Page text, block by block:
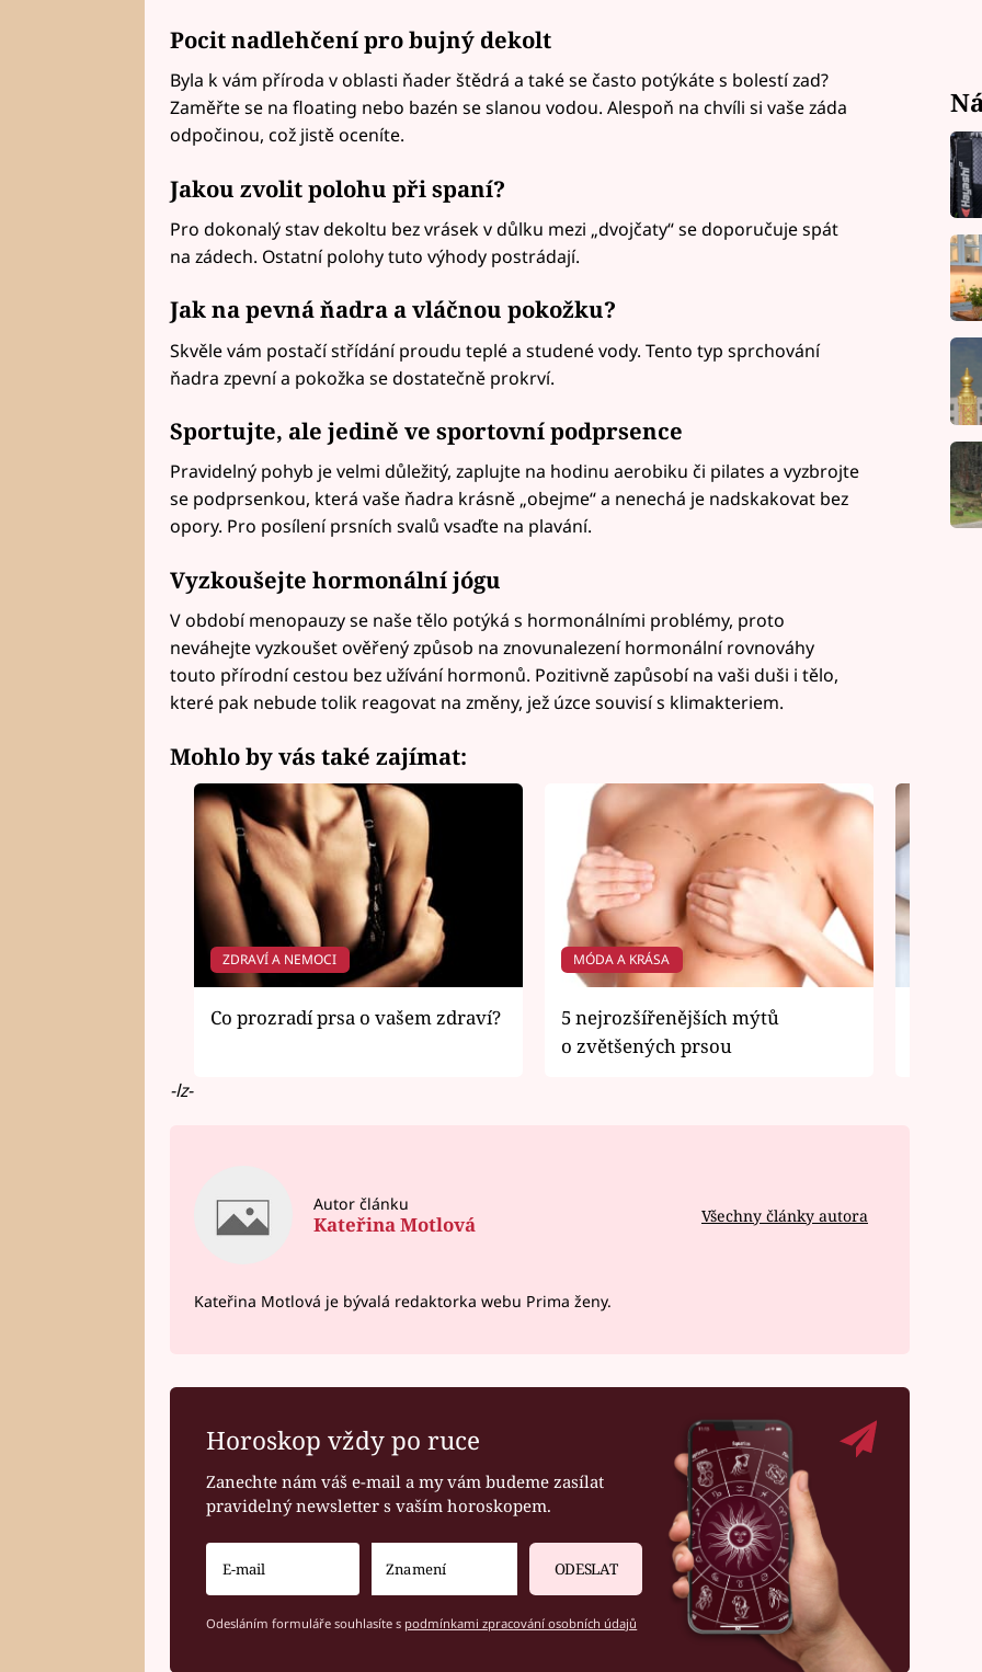
Pocit nadlehčení pro bujný dekolt
Byla k vám příroda v oblasti ňader štědrá a také se často potýkáte s bolestí zad?
Zaměřte se na floating nebo bazén se slanou vodou. Alespoň na chvíli si vaše záda
odpočinou, což jistě oceníte.
Jakou zvolit polohu při spaní?
Pro dokonalý stav dekoltu bez vrásek v důlku mezi „dvojčaty“ se doporučuje spát
na zádech. Ostatní polohy tuto výhody postrádají.
Jak na pevná ňadra a vláčnou pokožku?
Skvěle vám postačí střídání proudu teplé a studené vody. Tento typ sprchování
ňadra zpevní a pokožka se dostatečně prokrví.
Sportujte, ale jedině ve sportovní podprsence
Pravidelný pohyb je velmi důležitý, zaplujte na hodinu aerobiku či pilates a vyzbrojte
se podprsenkou, která vaše ňadra krásně „obejme“ a nenechá je nadskakovat bez
opory. Pro posílení prsních svalů vsaďte na plavání.
Vyzkoušejte hormonální jógu
V období menopauzy se naše tělo potýká s hormonálními problémy, proto
neváhejte vyzkoušet ověřený způsob na znovunalezení hormonální rovnováhy
touto přírodní cestou bez užívání hormonů. Pozitivně zapůsobí na vaši duši i tělo,
které pak nebude tolik reagovat na změny, jež úzce souvisí s klimakteriem.
Mohlo by vás také zajímat:
ZDRAVÍ A NEMOCI
Co prozradí prsa o vašem zdraví?
MÓDA A KRÁSA
5 nejrozšířenějších mýtů
o zvětšených prsou
-lz-
Autor článku
Kateřina Motlová Všechny články autora
Kateřina Motlová je bývalá redaktorka webu Prima ženy.
Horoskop vždy po ruce
Zanechte nám váš e-mail a my vám budeme zasílat
pravidelný newsletter s vaším horoskopem.
ODESLAT
Odesláním formuláře souhlasíte s podmínkami zpracování osobních údajů